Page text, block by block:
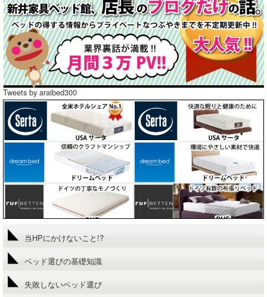
Tweets by araibed300
当HPにかけないこと!?
ベッド選びの基礎知識
失敗しないベッド選び